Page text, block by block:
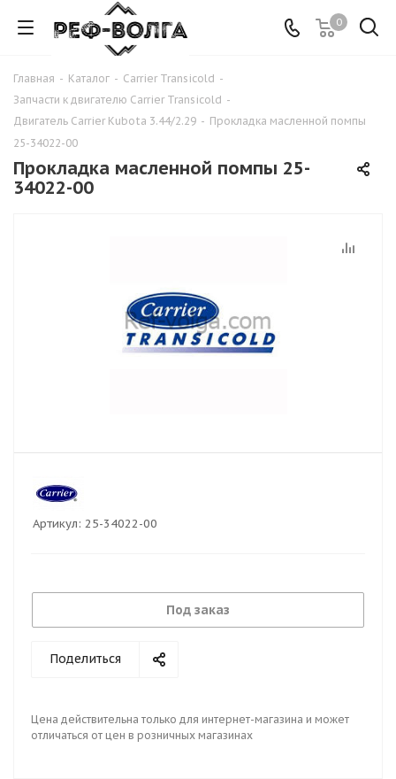
0
Главная - Каталог - Carrier Transicold -
Запчасти к двигателю Carrier Transicold -
Двигатель Carrier Kubota 3.44/2.29 - Прокладка масленной помпы
25-34022-00
Прокладка масленной помпы 25-
34022-00
Артикул: 25-34022-00
Под заказ
Поделиться
Цена действительна только для интернет-магазина и может
отличаться от цен в розничных магазинах